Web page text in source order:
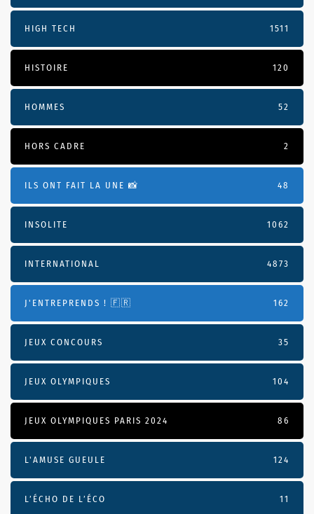
HIGH TECH 1511
HISTOIRE 120
HOMMES 52
HORS CADRE 2
ILS ONT FAIT LA UNE 📸 48
INSOLITE 1062
INTERNATIONAL 4873
J'ENTREPRENDS ! 🇫🇷 162
JEUX CONCOURS 35
JEUX OLYMPIQUES 104
JEUX OLYMPIQUES PARIS 2024 86
L'AMUSE GUEULE 124
L’ÉCHO DE L’ÉCO 11